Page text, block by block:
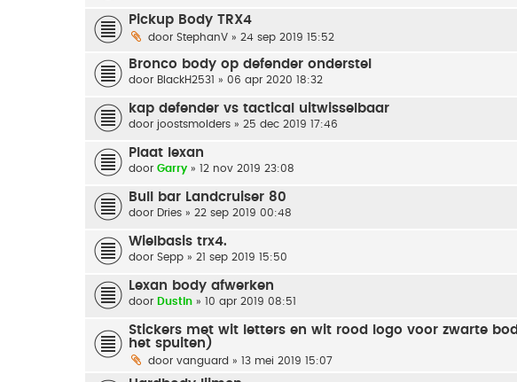
Pickup Body TRX4
door StephanV » 24 sep 2019 15:52
Bronco body op defender onderstel
door BlackH2531 » 06 apr 2020 18:32
kap defender vs tactical uitwisselbaar
door joostsmolders » 25 dec 2019 17:46
Plaat lexan
door Garry » 12 nov 2019 23:08
Bull bar Landcruiser 80
door Dries » 22 sep 2019 00:48
Wielbasis trx4.
door Sepp » 21 sep 2019 15:50
Lexan body afwerken
door Dustin » 10 apr 2019 08:51
Stickers met wit letters en wit rood logo voor zwarte
het spuiten)
door vanguard » 13 mei 2019 15:07